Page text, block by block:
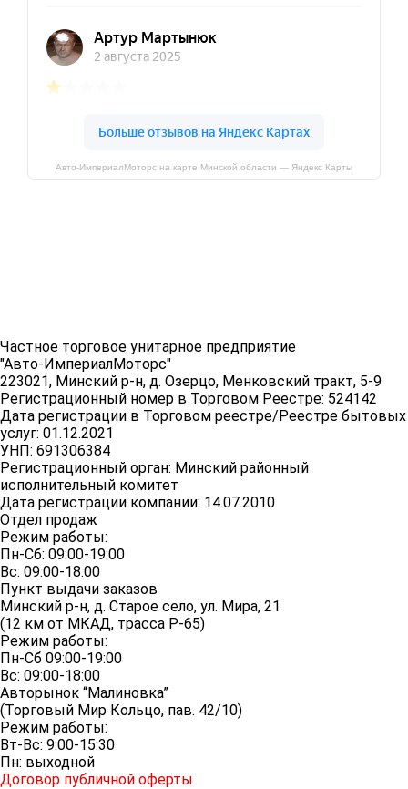
Авто-ИмпериалМоторс на карте Минской области — Яндекс Карты
Частное торговое унитарное предприятие
"Авто-ИмпериалМоторс"
223021, Минский р-н, д. Озерцо, Менковский тракт, 5-9
Регистрационный номер в Торговом Реестре: 524142
Дата регистрации в Торговом реестре/Реестре бытовых
услуг: 01.12.2021
УНП: 691306384
Регистрационный орган: Минский районный
исполнительный комитет
Дата регистрации компании: 14.07.2010
Отдел продаж
Режим работы:
Пн-Сб: 09:00-19:00
Вс: 09:00-18:00
Пункт выдачи заказов
Минский р-н, д. Старое село, ул. Мира, 21
(12 км от МКАД, трасса P-65)
Режим работы:
Пн-Сб 09:00-19:00
Вс: 09:00-18:00
Авторынок “Малиновка”
(Торговый Мир Кольцо, пав. 42/10)
Режим работы:
Вт-Вс: 9:00-15:30
Пн: выходной
Договор публичной оферты